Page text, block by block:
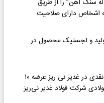
سنگ آهن” را از طریق
اشخاص دارای صلاحیت
و لجستیک محصول در
فروش اعتباری و نقدی در غدیر نی ریز عرضه ۱۰
شرکت فولاد غدیر نی‌ریز